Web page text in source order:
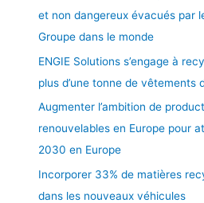
et non dangereux évacués par
Groupe dans le monde
ENGIE Solutions s’engage à
plus d’une tonne de vêtements
Augmenter l’ambition de
renouvelables en Europe pour
2030 en Europe
Incorporer 33% de matières
dans les nouveaux véhicules